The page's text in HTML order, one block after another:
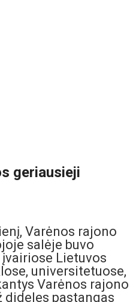
geriausieji
Varėnos rajono
salėje buvo
Lietuvos
universitetuose,
Varėnos rajono
dideles pastangas